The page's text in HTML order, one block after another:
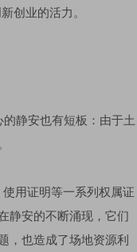
创业的活力。
静安也有短板：由于土
用证明等一系列权属证
静安的不断涌现，它们
，也造成了场地资源利